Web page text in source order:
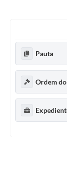
Pauta
Ordem